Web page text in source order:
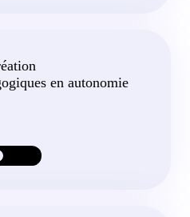
en autonomie